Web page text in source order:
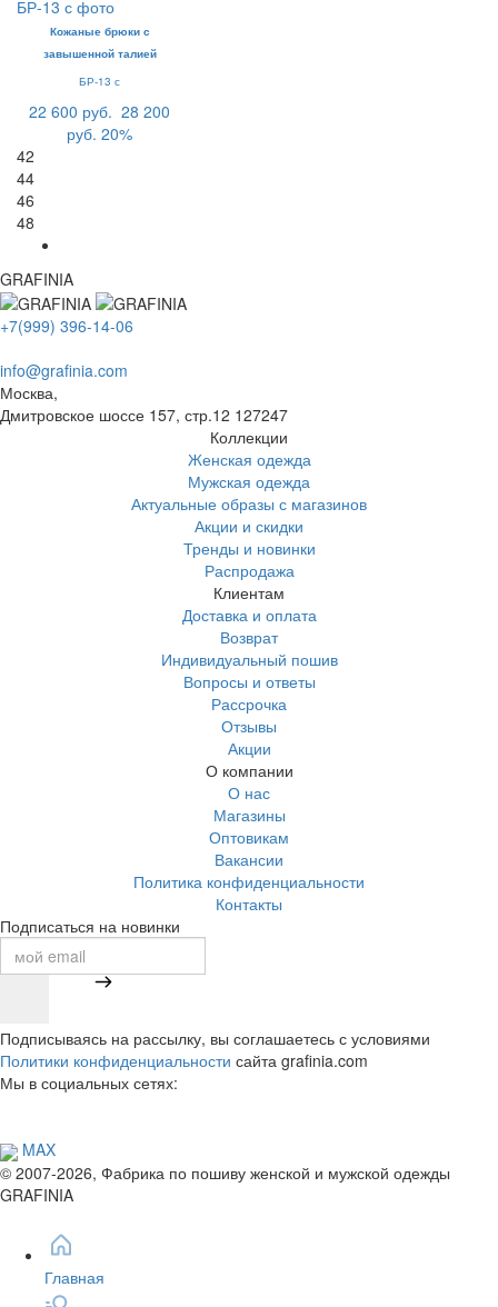
Кожаные брюки с
завышенной талией
БР-13 с
22 600 руб. 28 200
руб. 20%
42
44
46
48
GRAFINIA
+7(999) 396-14-06
info@grafinia.com
Москва,
Дмитровское шоссе 157, стр.12 127247
Коллекции
Женская одежда
Мужская одежда
Актуальные образы с магазинов
Акции и скидки
Тренды и новинки
Распродажа
Клиентам
Доставка и оплата
Возврат
Индивидуальный пошив
Вопросы и ответы
Рассрочка
Отзывы
Акции
О компании
О нас
Магазины
Оптовикам
Вакансии
Политика конфиденциальности
Контакты
Подписаться на новинки
Подписываясь на рассылку, вы соглашаетесь с условиями
Политики конфиденциальности сайта grafinia.com
Мы в социальных сетях:
MAX
© 2007-2026, Фабрика по пошиву женской и мужской одежды
GRAFINIA
Главная